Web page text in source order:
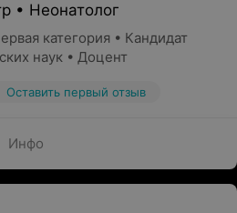
• Неонатолог
категория • Кандидат
наук • Доцент
Оставить первый отзыв
Инфо